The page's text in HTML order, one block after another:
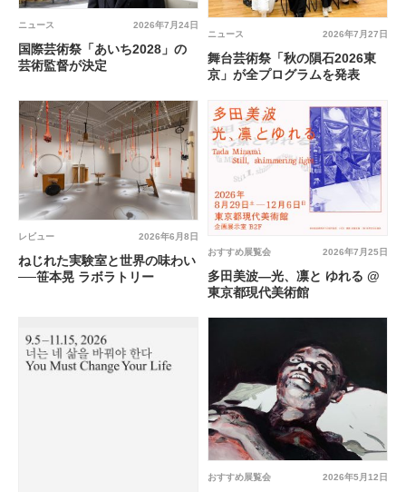
2026年7月24日
ニュース
国際芸術祭「あいち2028」の
芸術監督が決定
2026年7月27日
ニュース
舞台芸術祭「秋の隕石2026東
京」が全プログラムを発表
2026年6月8日
レビュー
ねじれた実験室と世界の味わい
──笹本晃 ラボラトリー
2026年7月25日
おすすめ展覧会
多田美波―光、凛と ゆれる @
東京都現代美術館
2026年5月12日
おすすめ展覧会